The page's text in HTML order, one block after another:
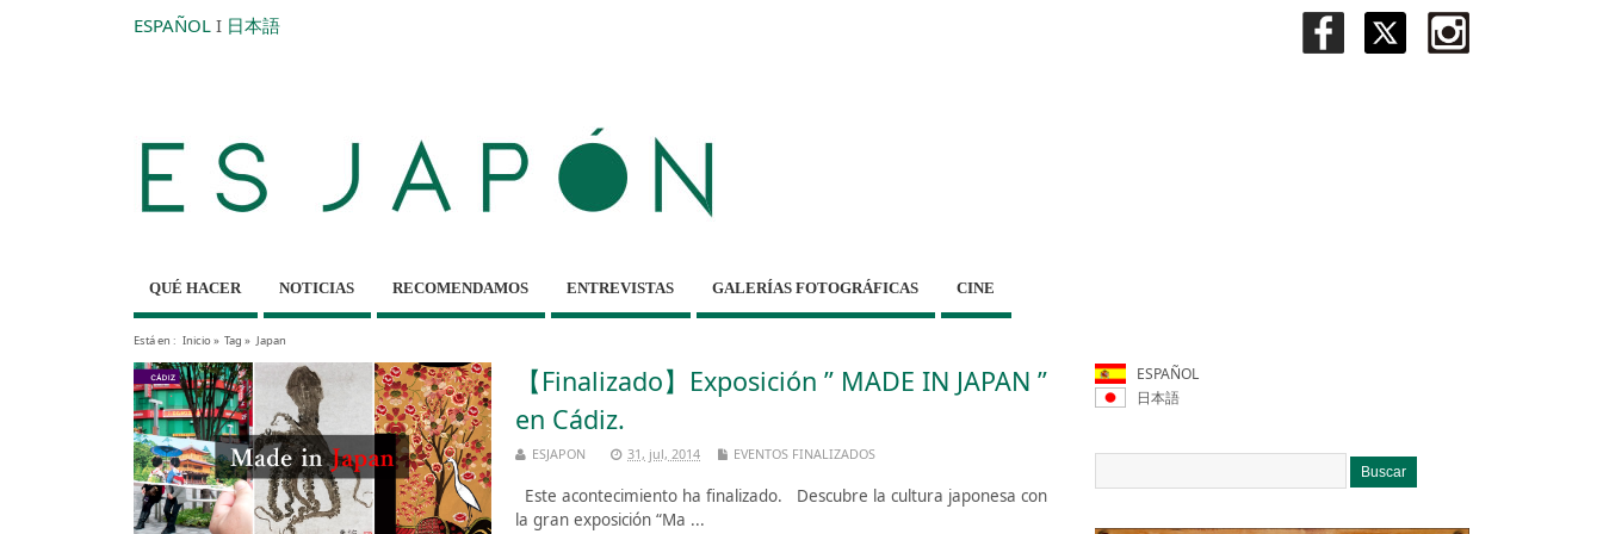
ESPAÑOL I 日本語
QUÉ HACER NOTICIAS RECOMENDAMOS ENTREVISTAS GALERÍAS FOTOGRÁFICAS CINE
Está en : Inicio» Tag » Japan
【Finalizado】Exposición ” MADE IN JAPAN ”
en Cádiz.
ESJAPON 31, jul, 2014 EVENTOS FINALIZADOS
Este acontecimiento ha finalizado. Descubre la cultura japonesa con
la gran exposición “Ma ...
ESPAÑOL
日本語